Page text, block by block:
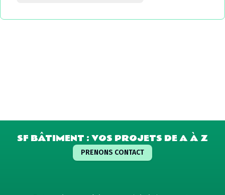
SF BÂTIMENT : VOS PROJETS DE A À Z
PRENONS CONTACT